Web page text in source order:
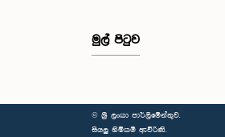
මුල් පිටුව
© ශ්‍රී ලංකා පාර්ලි‌මේන්තුව.
සියලු හිමිකම් ඇවිරිණි.